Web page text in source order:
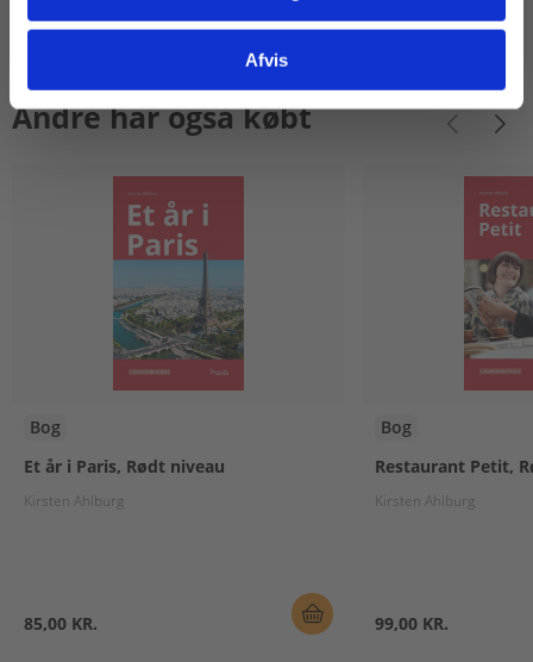
Afvis
Andre har også købt
Bog
Et år i Paris, Rødt niveau
Kirsten Ahlburg
85,00 KR.
Bog
Restaurant Petit,
Kirsten Ahlburg
99,00 KR.